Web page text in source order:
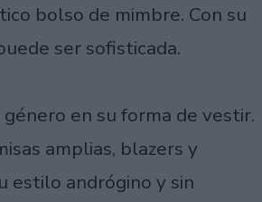
bolso de mimbre. Con su
ser sofisticada.
en su forma de vestir.
amplias, blazers y
estilo andrógino y sin